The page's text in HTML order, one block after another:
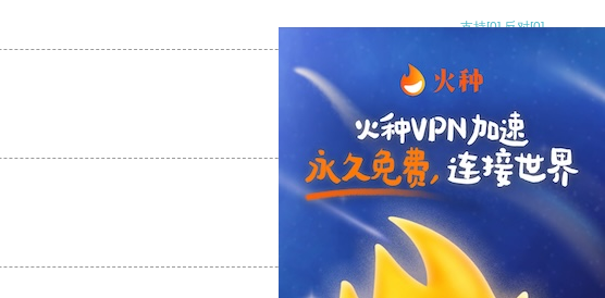
支持[0] 反对[0]
支持[0] 反对
支持